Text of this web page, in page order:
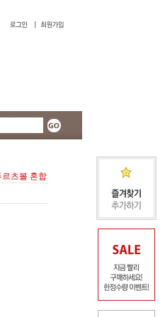
츠볼 혼합